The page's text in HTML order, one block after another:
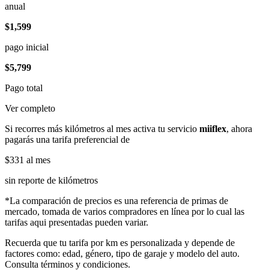
anual
$1,599
pago inicial
$5,799
Pago total
Ver completo
Si recorres más kilómetros al mes activa tu servicio miiflex, ahora
pagarás una tarifa preferencial de
$331 al mes
sin reporte de kilómetros
*La comparación de precios es una referencia de primas de
mercado, tomada de varios compradores en línea por lo cual las
tarifas aqui presentadas pueden variar.
Recuerda que tu tarifa por km es personalizada y depende de
factores como: edad, género, tipo de garaje y modelo del auto.
Consulta términos y condiciones.